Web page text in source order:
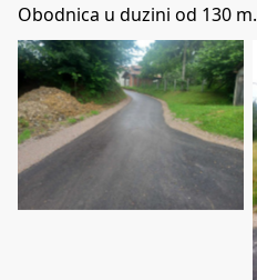
Obodnica u duzini od 130 m.